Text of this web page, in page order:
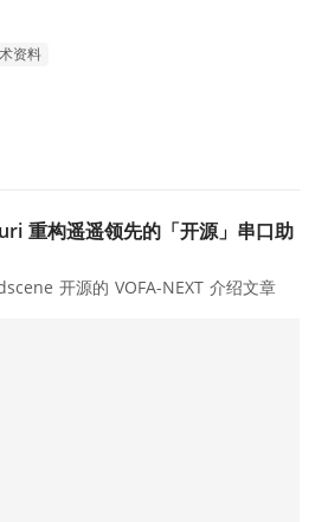
资料
重构遥遥领先的「开源」串口助
开源的 VOFA-NEXT 介绍文章